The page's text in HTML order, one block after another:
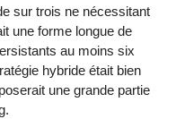
sur trois ne nécessitant
une forme longue de
au moins six
hybride était bien
une grande partie